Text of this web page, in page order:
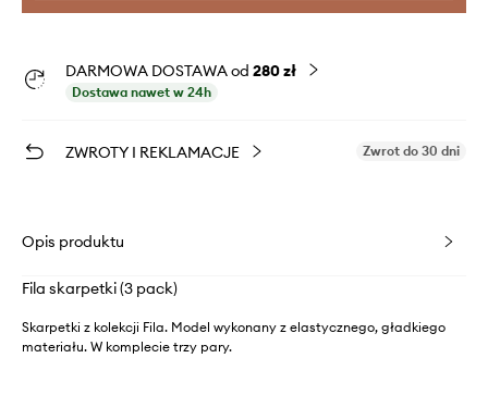
DARMOWA DOSTAWA od 280 zł
Dostawa nawet w 24h
ZWROTY I REKLAMACJE Zwrot do 30 dni
Opis produktu
Fila skarpetki (3 pack)
Skarpetki z kolekcji Fila. Model wykonany z elastycznego, gładkiego
materiału. W komplecie trzy pary.